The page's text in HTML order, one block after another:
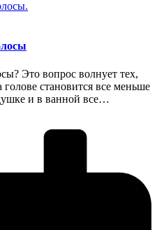
Это вопрос волнует тех,
голове становится все меньше
и в ванной все…